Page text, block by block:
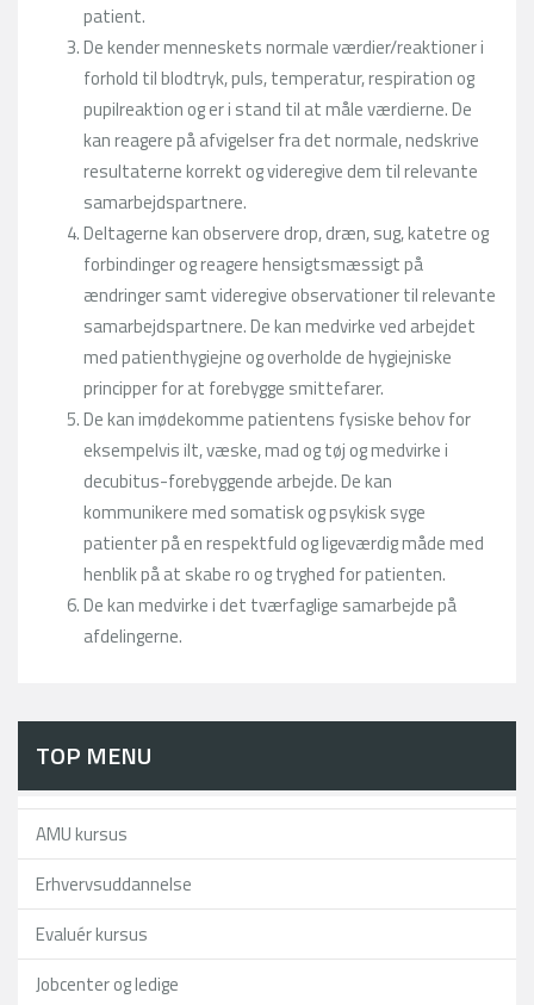
patient.
De kender menneskets normale værdier/reaktioner i
forhold til blodtryk, puls, temperatur, respiration og
pupilreaktion og er i stand til at måle værdierne. De
kan reagere på afvigelser fra det normale, nedskrive
resultaterne korrekt og videregive dem til relevante
samarbejdspartnere.
Deltagerne kan observere drop, dræn, sug, katetre og
forbindinger og reagere hensigtsmæssigt på
ændringer samt videregive observationer til relevante
samarbejdspartnere. De kan medvirke ved arbejdet
med patienthygiejne og overholde de hygiejniske
principper for at forebygge smittefarer.
De kan imødekomme patientens fysiske behov for
eksempelvis ilt, væske, mad og tøj og medvirke i
decubitus-forebyggende arbejde. De kan
kommunikere med somatisk og psykisk syge
patienter på en respektfuld og ligeværdig måde med
henblik på at skabe ro og tryghed for patienten.
De kan medvirke i det tværfaglige samarbejde på
afdelingerne.
TOP MENU
AMU kursus
Erhvervsuddannelse
Evaluér kursus
Jobcenter og ledige